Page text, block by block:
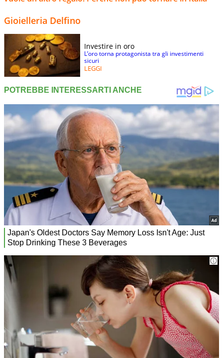
Gioielleria Delfino
Investire in oro
L’oro torna protagonista tra gli investimenti
sicuri
LEGGI